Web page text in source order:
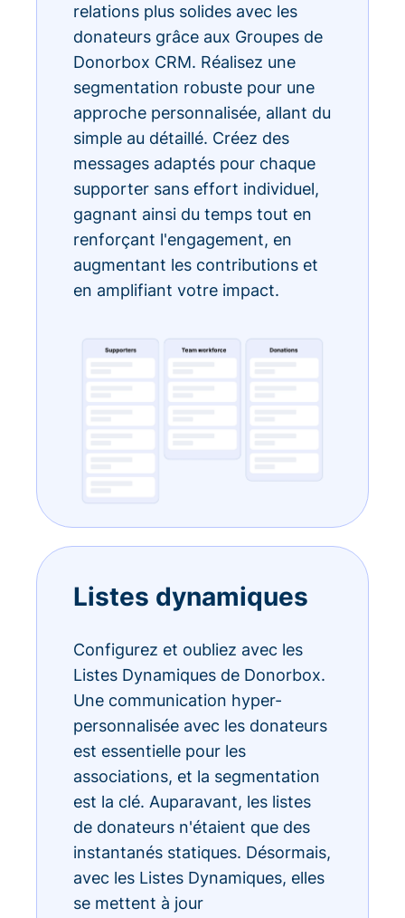
relations plus solides avec les
donateurs grâce aux Groupes de
Donorbox CRM. Réalisez une
segmentation robuste pour une
approche personnalisée, allant du
simple au détaillé. Créez des
messages adaptés pour chaque
supporter sans effort individuel,
gagnant ainsi du temps tout en
renforçant l'engagement, en
augmentant les contributions et
en amplifiant votre impact.
Listes dynamiques
Configurez et oubliez avec les
Listes Dynamiques de Donorbox.
Une communication hyper-
personnalisée avec les donateurs
est essentielle pour les
associations, et la segmentation
est la clé. Auparavant, les listes
de donateurs n'étaient que des
instantanés statiques. Désormais,
avec les Listes Dynamiques, elles
se mettent à jour